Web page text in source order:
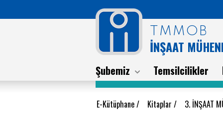
TMMOB
İNŞAAT
Şubemiz Temsilcilikler
E-Kütüphane/ Kitaplar / 3. İNŞAAT